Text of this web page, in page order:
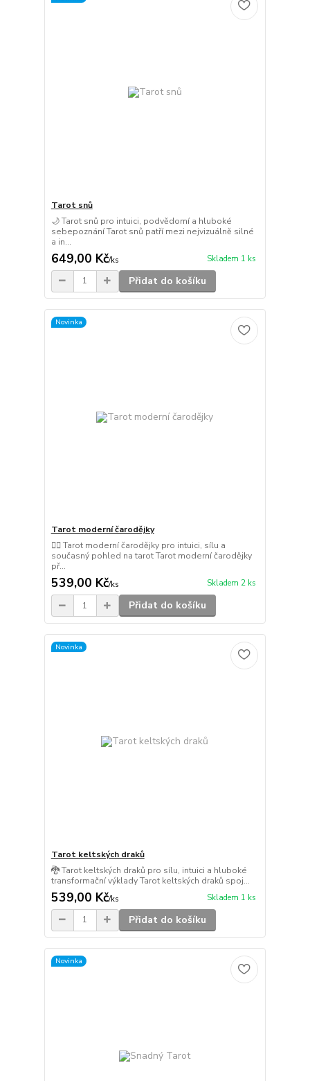
Tarot snů
🌙 Tarot snů pro intuici, podvědomí a hluboké
sebepoznání Tarot snů patří mezi nejvizuálně silné
a in...
649,00 Kč/ks Skladem 1 ks
Přidat do košíku
Novinka
Tarot moderní čarodějky
🧙‍♀️ Tarot moderní čarodějky pro intuici, sílu a
současný pohled na tarot Tarot moderní čarodějky
př...
539,00 Kč/ks Skladem 2 ks
Přidat do košíku
Novinka
Tarot keltských draků
🐉 Tarot keltských draků pro sílu, intuici a hluboké
transformační výklady Tarot keltských draků spoj...
539,00 Kč/ks Skladem 1 ks
Přidat do košíku
Novinka